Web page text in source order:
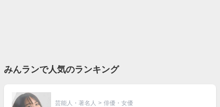
みんランで人気のランキング
芸能人・著名人 > 俳優・女優